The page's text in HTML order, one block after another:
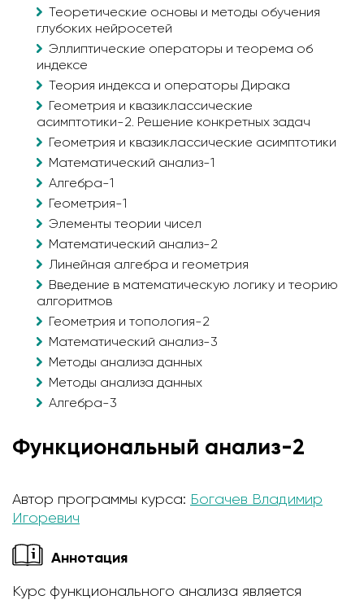
Теоретические основы и методы обучения
глубоких нейросетей
Эллиптические операторы и теорема об
индексе
Теория индекса и операторы Дирака
Геометрия и квазиклассические
асимптотики-2. Решение конкретных задач
Геометрия и квазиклассические асимптотики
Математический анализ-1
Алгебра-1
Геометрия-1
Элементы теории чисел
Математический анализ-2
Линейная алгебра и геометрия
Введение в математическую логику и теорию
алгоритмов
Геометрия и топология-2
Математический анализ-3
Методы анализа данных
Методы анализа данных
Алгебра-3
Функциональный анализ-2
Автор программы курса: Богачев Владимир
Игоревич
Аннотация
Курс функционального анализа является